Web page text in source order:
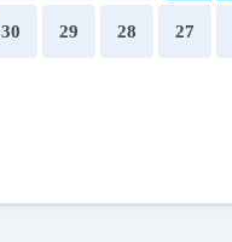
27
28
29
30